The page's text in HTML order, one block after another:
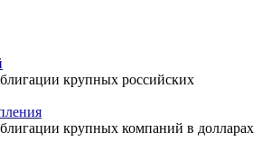
крупных российских
крупных компаний в долларах